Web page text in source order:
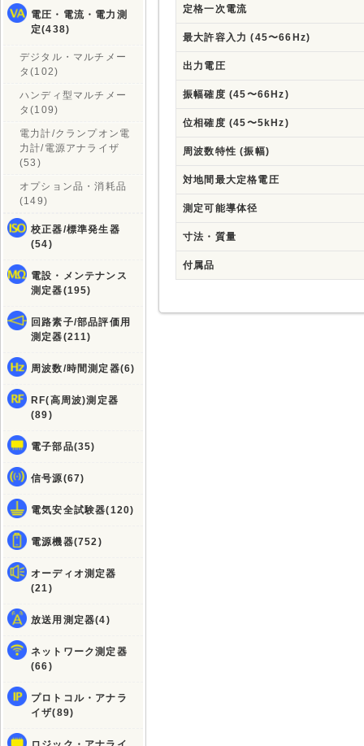
電圧・電流・電力測
定(438)
デジタル・マルチメー
タ(102)
ハンディ型マルチメー
タ(109)
電力計/クランプオン電
力計/電源アナライザ
(53)
オプション品・消耗品
(149)
校正器/標準発生器
(54)
電設・メンテナンス
測定器(195)
回路素子/部品評価用
測定器(211)
周波数/時間測定器(6)
RF(高周波)測定器
(89)
電子部品(35)
信号源(67)
電気安全試験器(120)
電源機器(752)
オーディオ測定器
(21)
放送用測定器(4)
ネットワーク測定器
(66)
プロトコル・アナラ
イザ(89)
定格一次電流
最大許容入力 (45〜66Hz)
出力電圧
振幅確度 (45〜66Hz)
位相確度 (45〜5kHz)
周波数特性 (振幅)
対地間最大定格電圧
測定可能導体径
寸法・質量
付属品